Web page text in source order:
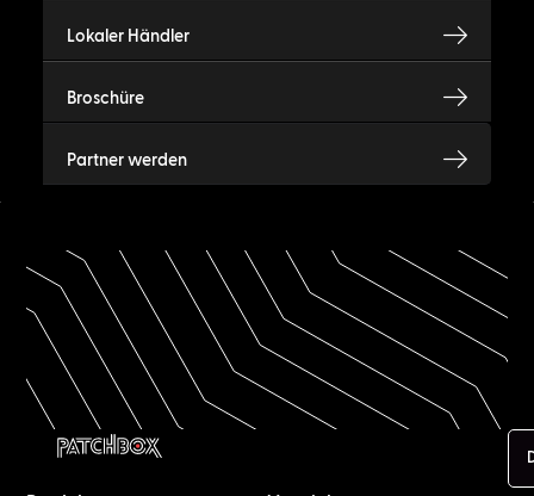
Lokaler Händler
Broschüre
Partner werden